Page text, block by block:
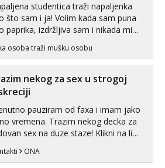
studentica traži napaljenka
što sam i ja! Volim kada sam puna
paprika, izdržljiva sam i nikada mi
dnevno bilo kad i bilo gdje zato se
ispod i nadji me tamo, cekam te!
osoba traži mušku osobu
nekog za sex u strogoj
pauziram od faxa i imam jako
vremena. Trazim nekog decka za
sex na duze staze! Klikni na link
ONA